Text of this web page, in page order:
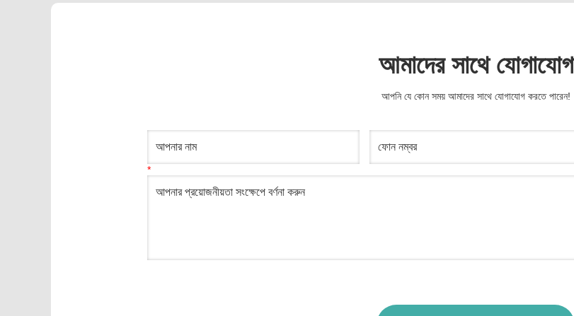
আমাদের সাথে যোগাযোগ
আপনি যে কোন সময় আমাদের সাথে যোগাযোগ করতে পারেন!